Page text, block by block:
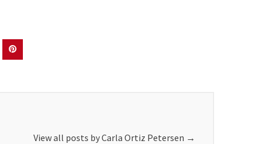
View all posts by Carla Ortiz Petersen →